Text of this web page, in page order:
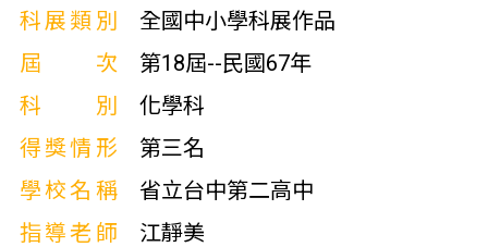
科展類別
全國中小學科展作品
屆次
第18屆--民國67年
科別
化學科
得獎情形
第三名
學校名稱
省立台中第二高中
指導老師
江靜美